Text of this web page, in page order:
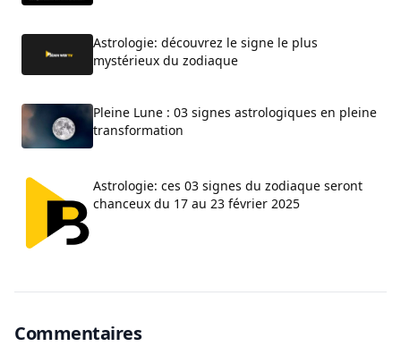
Astrologie: découvrez le signe le plus
mystérieux du zodiaque
Pleine Lune : 03 signes astrologiques en pleine
transformation
Astrologie: ces 03 signes du zodiaque seront
chanceux du 17 au 23 février 2025
Commentaires